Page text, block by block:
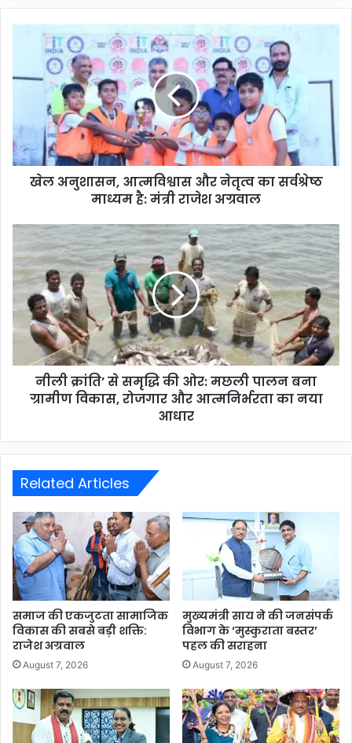
खेल अनुशासन, आत्मविश्वास और नेतृत्व का सर्वश्रेष्ठ
माध्यम है: मंत्री राजेश अग्रवाल
नीली क्रांति’ से समृद्धि की ओर: मछली पालन बना
ग्रामीण विकास, रोजगार और आत्मनिर्भरता का नया
आधार
Related Articles
समाज की एकजुटता सामाजिक
विकास की सबसे बड़ी शक्ति:
राजेश अग्रवाल
August 7, 2026
मुख्यमंत्री साय ने की जनसंपर्क
विभाग के ‘मुस्कुराता बस्तर’
पहल की सराहना
August 7, 2026